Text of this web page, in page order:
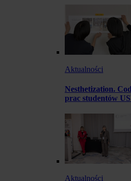
Aktualności
Nesthetization.
prac studentów
Aktualności